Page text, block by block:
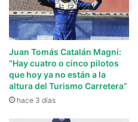
Juan Tomás Catalán Magni:
“Hay cuatro o cinco pilotos
que hoy ya no están a la
altura del Turismo Carretera”
hace 3 días